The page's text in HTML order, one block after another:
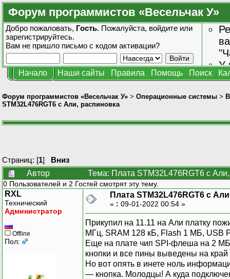
Форум программистов «Весельчак У»
Добро пожаловать, Гость. Пожалуйста, войдите или
зарегистрируйтесь.
Вам не пришло письмо с кодом активации?
У
Начало Наши сайты Правила Помощь Поиск
Форум программистов «Весельчак У» > Операционные системы >
STM32L476RGT6 с Али, распиновка
Страниц: [1] Вниз
Автор
Тема: Плата STM32L476RGT6 с
0 Пользователей и 2 Гостей смотрят эту тему.
RXL
Технический
Администратор
Offline
Пол:
Плата STM32L476RGT6 с
« : 09-01-2022 00:54 »
Прикупил на 11.11 на Али платку
МГц, SRAM 128 кБ, Flash 1 МБ, USB
Еще на плате чип SPI-флеша на 2
кнопки и все пины выведены на
Но вот опять в инете ноль
— кнопка. Молодцы! А куда